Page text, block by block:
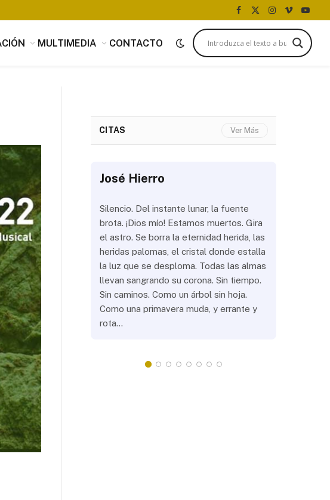
Facebook
X
(Twitter)
Instagram
Vimeo
MULTIMEDIA CONTACTO
CITAS Ver Más
nada es más
penetrando con
a través del
parece servir de
sino también
José Hierro
Silencio. Del instante lunar, la fuente
brota. ¡Dios mío! Estamos muertos. Gira
el astro. Se borra la eternidad herida, las
heridas palomas, el cristal donde estalla
la luz que se desploma. Todas las almas
llevan sangrando su corona. Sin tiempo.
Sin caminos. Como un árbol sin hoja.
Como una primavera muda, y errante y
rota…